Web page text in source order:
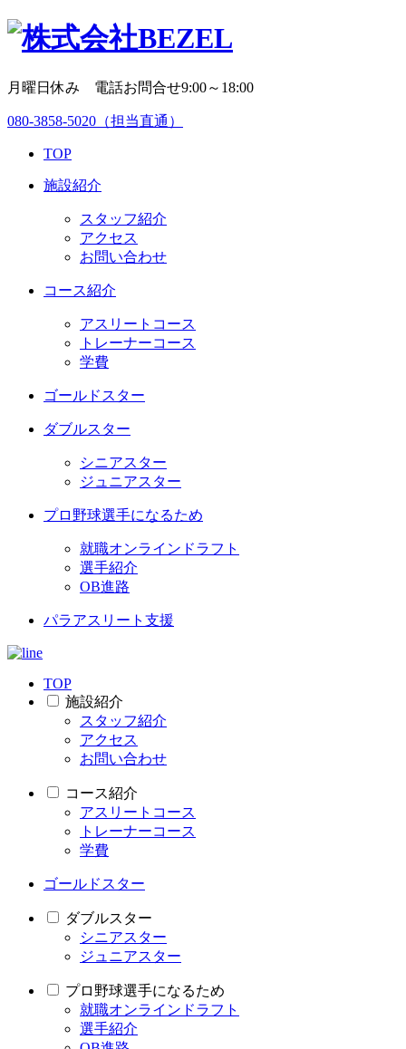
月曜日休み 電話お問合せ9:00～18:00
080-3858-5020 （担当直通）
TOP
施設紹介
スタッフ紹介
アクセス
お問い合わせ
コース紹介
アスリートコース
トレーナーコース
学費
ゴールドスター
ダブルスター
シニアスター
ジュニアスター
プロ野球選手になるため
就職オンラインドラフト
選手紹介
OB進路
パラアスリート支援
TOP
施設紹介
スタッフ紹介
アクセス
お問い合わせ
コース紹介
アスリートコース
トレーナーコース
学費
ゴールドスター
ダブルスター
シニアスター
ジュニアスター
プロ野球選手になるため
就職オンラインドラフト
選手紹介